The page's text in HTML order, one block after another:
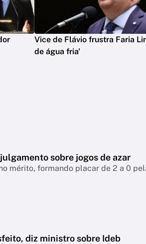
Vice de Flávio frustra Faria
de água fria'
sobre jogos de azar
mérito, formando placar de 2 a 0
diz ministro sobre Ideb